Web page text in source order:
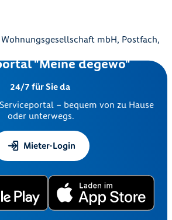
mbH, Postfach,
"Meine degewo"
24/7 für Sie da
– bequem von zu Hause
oder unterwegs.
Mieter-Login